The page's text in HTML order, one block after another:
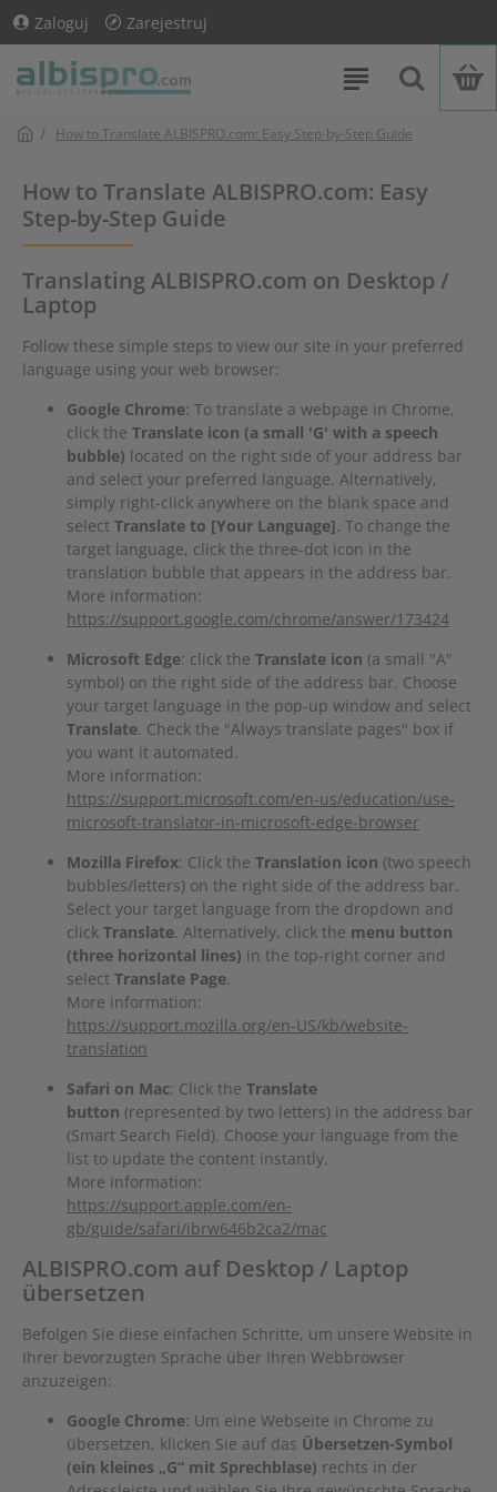
Zaloguj Zarejestruj
How to Translate ALBISPRO.com: Easy Step-by-Step Guide
How to Translate ALBISPRO.com: Easy
Step-by-Step Guide
Translating ALBISPRO.com on Desktop /
Laptop
Follow these simple steps to view our site in your preferred
language using your web browser:
Google Chrome: To translate a webpage in Chrome,
click the Translate icon (a small 'G' with a speech
bubble) located on the right side of your address bar
and select your preferred language. Alternatively,
simply right-click anywhere on the blank space and
select Translate to [Your Language]. To change the
target language, click the three-dot icon in the
translation bubble that appears in the address bar.
More information:
https://support.google.com/chrome/answer/173424
Microsoft Edge: click the Translate icon (a small "A"
symbol) on the right side of the address bar. Choose
your target language in the pop-up window and select
Translate. Check the "Always translate pages" box if
you want it automated.
More information:
https://support.microsoft.com/en-us/education/use-
microsoft-translator-in-microsoft-edge-browser
Mozilla Firefox: Click the Translation icon (two speech
bubbles/letters) on the right side of the address bar.
Select your target language from the dropdown and
click Translate. Alternatively, click the menu button
(three horizontal lines) in the top-right corner and
select Translate Page.
More information:
https://support.mozilla.org/en-US/kb/website-
translation
Safari on Mac: Click the Translate
button (represented by two letters) in the address bar
(Smart Search Field). Choose your language from the
list to update the content instantly.
More information:
https://support.apple.com/en-
gb/guide/safari/ibrw646b2ca2/mac
ALBISPRO.com auf Desktop / Laptop
übersetzen
Befolgen Sie diese einfachen Schritte, um unsere Website in
Ihrer bevorzugten Sprache über Ihren Webbrowser
anzuzeigen:
Google Chrome: Um eine Webseite in Chrome zu
übersetzen, klicken Sie auf das Übersetzen-Symbol
(ein kleines „G“ mit Sprechblase) rechts in der